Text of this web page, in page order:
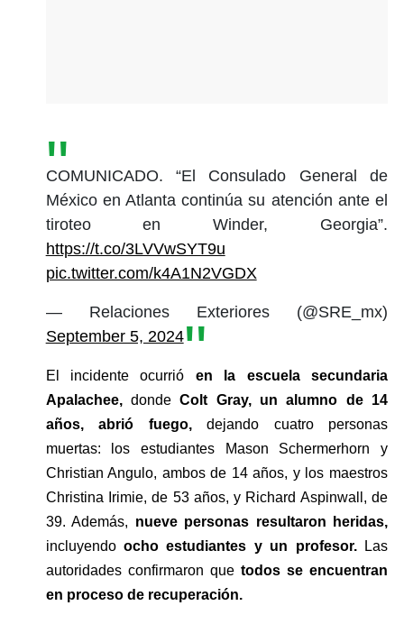
COMUNICADO. “El Consulado General de
México en Atlanta continúa su atención ante el
tiroteo en Winder, Georgia”.
https://t.co/3LVVwSYT9u
pic.twitter.com/k4A1N2VGDX
— Relaciones Exteriores (@SRE_mx)
September 5, 2024
El incidente ocurrió en la escuela secundaria
Apalachee, donde Colt Gray, un alumno de 14
años, abrió fuego, dejando cuatro personas
muertas: los estudiantes Mason Schermerhorn y
Christian Angulo, ambos de 14 años, y los maestros
Christina Irimie, de 53 años, y Richard Aspinwall, de
39. Además,
incluyendo ocho estudiantes y un profesor.
Las
autoridades confirmaron que todos se encuentran
en proceso de recuperación.